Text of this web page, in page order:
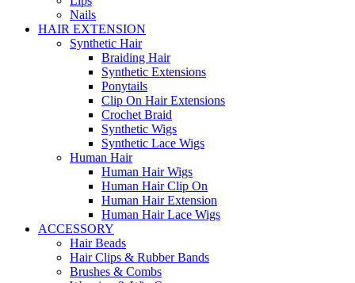
Nails
HAIR EXTENSION
Synthetic Hair
Braiding Hair
Synthetic Extensions
Ponytails
Clip On Hair Extensions
Crochet Braid
Synthetic Wigs
Synthetic Lace Wigs
Human Hair
Human Hair Wigs
Human Hair Clip On
Human Hair Extension
Human Hair Lace Wigs
ACCESSORY
Hair Beads
Hair Clips & Rubber Bands
Brushes & Combs